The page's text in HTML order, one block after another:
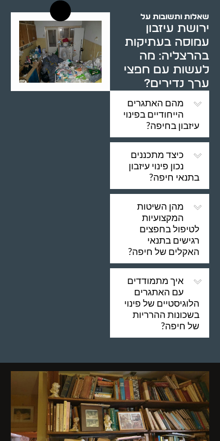
שאלות ותשובות על
ירושת עיזבון
עמוסה בעתיקות
בהרצליה: מה
לעשות עם חפצי
ערך נדירים?
מהם האתגרים
הייחודיים בפינוי
עיזבון בחיפה?
כיצד מתכננים
נכון פינוי עיזבון
בתנאי חיפה?
מהן השיטות
המקצועיות
לטיפול בחפצים
רגישים בתנאי
האקלים של חיפה?
איך מתמודדים
עם האתגרים
הלוגיסטיים של פינוי
בשכונות ההרריות
של חיפה?